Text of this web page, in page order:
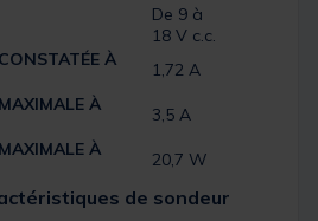
De 9 à
18 V c.c.
À
1,72 A
À
3,5 A
À
20,7 W
de sondeur